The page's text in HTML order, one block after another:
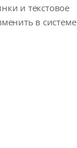
и текстовое
в системе